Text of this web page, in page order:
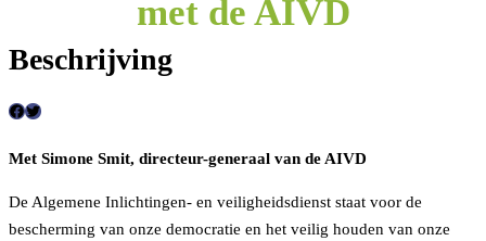
met de AIVD
Beschrijving
F
a
e
b
T
t
t
Met Simone Smit, directeur-generaal van de AIVD
De Algemene Inlichtingen- en veiligheidsdienst staat voor de
bescherming van onze democratie en het veilig houden van onze